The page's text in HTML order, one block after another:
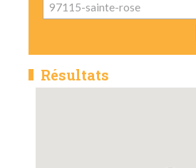
97115-sainte-rose
Résultats